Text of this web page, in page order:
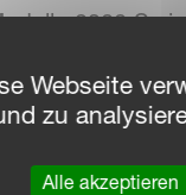
2300 S
Das
Webseite
zu
Alle akzeptieren